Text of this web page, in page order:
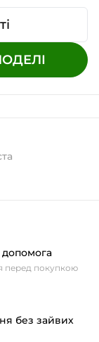
допомога
перед покупкою
без зайвих